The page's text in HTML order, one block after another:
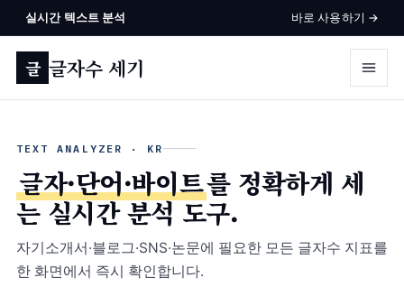
실시간 텍스트 분석 바로 사용하기 →
글 글자수 세기
TEXT ANALYZER · KR
글자·단어·바이트를 정확하게 세
는 실시간 분석 도구.
자기소개서·블로그·SNS·논문에 필요한 모든 글자수 지표를
한 화면에서 즉시 확인합니다.